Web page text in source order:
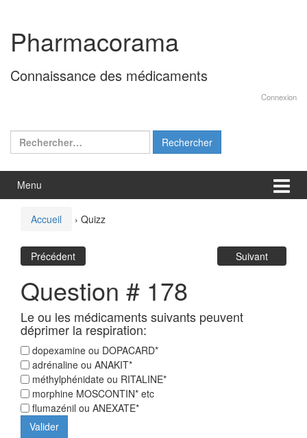
contenu
menu
principal
Pharmacorama
Connaissance des médicaments
Connexion
Rechercher :
Menu
Accueil › Quizz
Précédent Suivant
Question # 178
Le ou les médicaments suivants peuvent
déprimer la respiration:
dopexamine ou DOPACARD*
adrénaline ou ANAKIT*
méthylphénidate ou RITALINE*
morphine MOSCONTIN* etc
flumazénil ou ANEXATE*